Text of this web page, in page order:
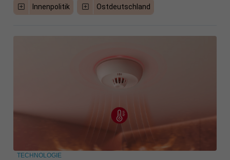
Innenpolitik Ostdeutschland
TECHNOLOGIE